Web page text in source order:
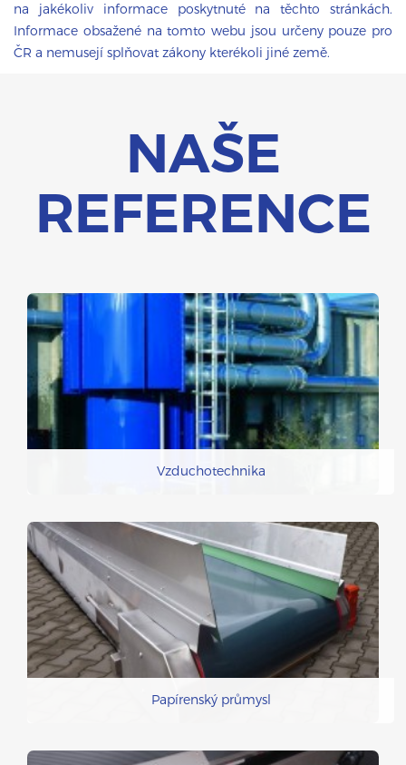
na jakékoliv informace poskytnuté na těchto stránkách.
Informace obsažené na tomto webu jsou určeny pouze pro
ČR a nemusejí splňovat zákony kterékoli jiné země.
NAŠE
REFERENCE
Vzduchotechnika
Papírenský průmysl